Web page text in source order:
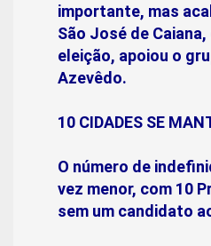
importante, mas
São José de
eleição, apoiou o
Azevêdo.
10 CIDADES SE
O número de
vez menor, com 10
sem um candidato